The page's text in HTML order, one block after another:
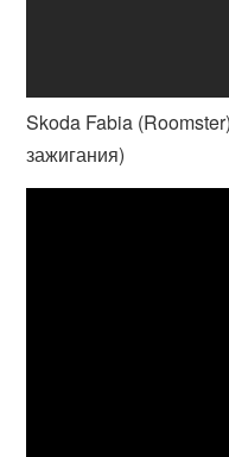
Skoda Fabia
зажигания)